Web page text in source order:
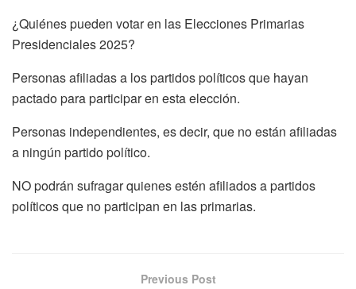
¿Quiénes pueden votar en las Elecciones Primarias
Presidenciales 2025?
Personas afiliadas a los partidos políticos que hayan
pactado para participar en esta elección.
Personas independientes, es decir, que no están afiliadas
a ningún partido político.
NO podrán sufragar quienes estén afiliados a partidos
políticos que no participan en las primarias.
Previous Post